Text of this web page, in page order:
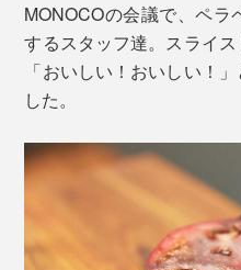
シェフズナイフ／チタンブラッ
ホーニングロッドは、
鋼材開発のプロフェッシ
を開発。
MONOCOの会議で、ペ
するスタッフ達。スライス
「おいしい！おいしい！
した。